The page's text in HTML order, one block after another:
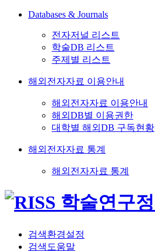
Databases & Journals
전자저널 리스트
학술DB 리스트
주제별 리스트
해외전자자료 이용안내
해외전자자료 이용안내
해외DB별 이용권한
대학별 해외DB 구독현황
해외전자자료 통계
해외전자자료 통계
검색환경설정
검색도움말